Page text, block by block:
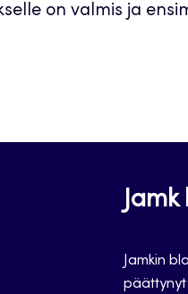
on valmis ja
Jamk
Jamkin
päättynyt